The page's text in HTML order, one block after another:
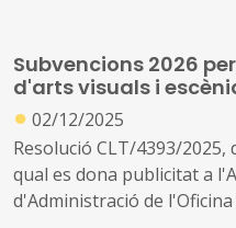
competitiva, per a les
producció d'arts
caràcter professional en
pública per al període
Subvencions 2026
d'arts visuals i
● 02/12/2025
Resolució CLT/4393/
qual es dona publicitat a
d'Administració de